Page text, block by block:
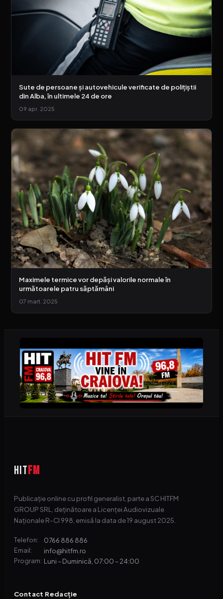
Sute de persoane și autovehicule verificate de polițiștii
din Alba, în ultimele 24 de ore
09 apr. 2025
Maximele termice vor depăși valorile normale în
următoarele patru săptămâni
07 mart. 2025
HITFM
Publicație online cu profil generalist, parte a SC HITFM
GROUP SRL, deținătoare a Licenței Audiovizuale
Naționale R-CI 998, emisă la data de 19 august 2025.
Telefon: 0766 886 886
Email: info@hitfm.ro
Program: Luni – Duminică, 07:00 – 24:00
Contact Redacție